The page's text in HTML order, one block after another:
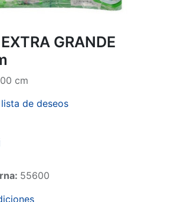
GRANDE
cm
de deseos
55600